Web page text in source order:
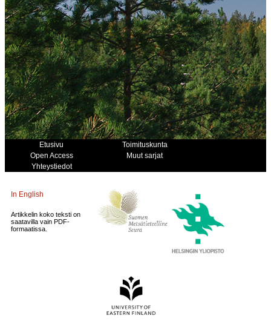
Etusivu
Toimituskunta
Open Access
Muut sarjat
Yhteystiedot
In English
Artikkelin koko teksti on
saatavilla vain PDF-
formaatissa.